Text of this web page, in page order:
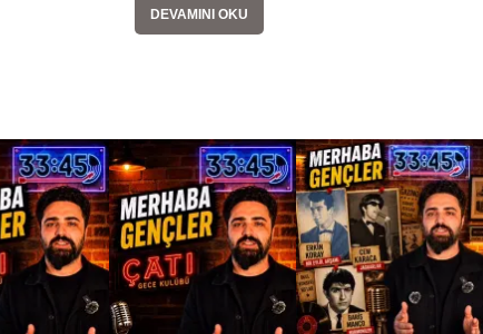
DEVAMINI OKU